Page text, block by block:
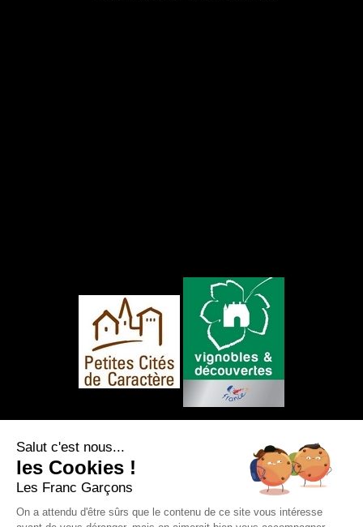
Salut c'est nous...
les Cookies !
Les Franc Garçons
On a attendu d'être sûrs que le contenu de ce site vous intéresse